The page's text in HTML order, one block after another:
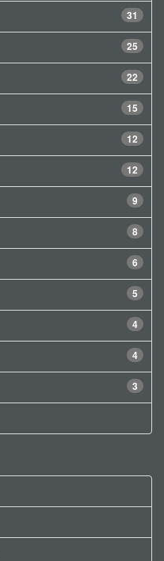
31
25
22
15
12
12
9
8
6
5
4
4
3